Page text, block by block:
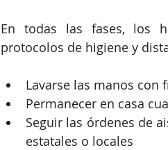
En todas las fases, los
protocolos de higiene y
Lavarse las manos con
Permanecer en casa
Seguir las órdenes de
estatales o locales